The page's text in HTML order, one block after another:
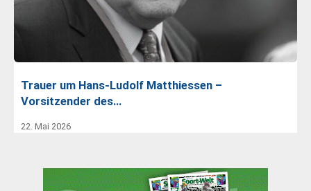
Trauer um Hans-Ludolf Matthiessen –
Vorsitzender des…
22. Mai 2026